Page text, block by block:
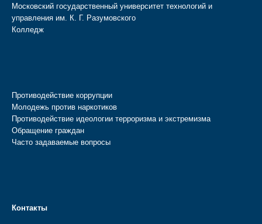
Московский государственный университет технологий и
управления им. К. Г. Разумовского
Колледж
Противодействие коррупции
Молодежь против наркотиков
Противодействие идеологии терроризма и экстремизма
Обращение граждан
Часто задаваемые вопросы
Контакты